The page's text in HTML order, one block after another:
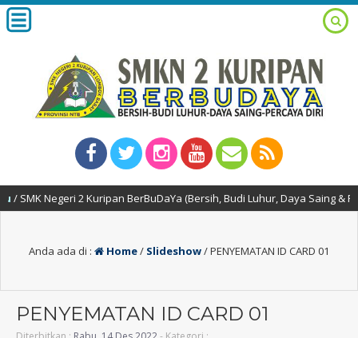
Negeri 2 Kuripan BerBuDaYa (Bersih, Budi Luhur, Daya Saing &
Anda ada di : Home/ Slideshow/PENYEMATAN ID CARD 01
PENYEMATAN ID CARD 01